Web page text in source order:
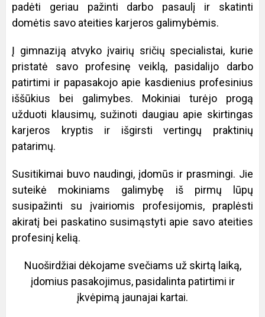
padėti geriau pažinti darbo pasaulį ir skatinti
domėtis savo ateities karjeros galimybėmis.
Į gimnaziją atvyko įvairių sričių specialistai, kurie
pristatė savo profesinę veiklą, pasidalijo darbo
patirtimi ir papasakojo apie kasdienius profesinius
iššūkius bei galimybes. Mokiniai turėjo progą
užduoti klausimų, sužinoti daugiau apie skirtingas
karjeros kryptis ir išgirsti vertingų praktinių
patarimų.
Susitikimai buvo naudingi, įdomūs ir prasmingi. Jie
suteikė mokiniams galimybę iš pirmų lūpų
susipažinti su įvairiomis profesijomis, praplėsti
akiratį bei paskatino susimąstyti apie savo ateities
profesinį kelią.
Nuoširdžiai dėkojame svečiams už skirtą laiką,
įdomius pasakojimus, pasidalinta patirtimi ir
įkvėpimą jaunajai kartai.